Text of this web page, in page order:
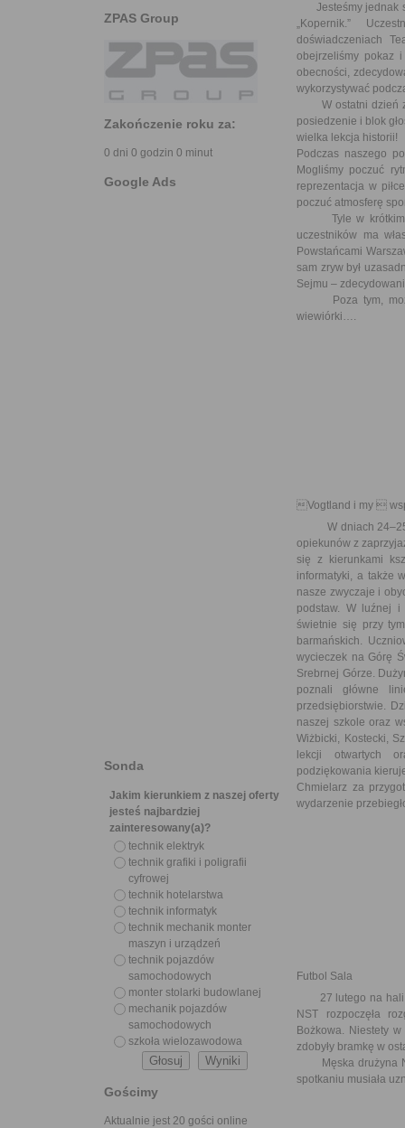
ZPAS Group
Zakończenie roku za:
0 dni 0 godzin 0 minut
Google Ads
Sonda
Jakim kierunkiem z naszej oferty
jesteś najbardziej
zainteresowany(a)?
technik elektryk
technik grafiki i poligrafii
cyfrowej
technik hotelarstwa
technik informatyk
technik mechanik monter
maszyn i urządzeń
technik pojazdów
samochodowych
monter stolarki budowlanej
mechanik pojazdów
samochodowych
szkoła wielozawodowa
Gościmy
Aktualnie jest 20 gości online
Jesteśmy jednak
„Kopernik.”
doświadczeniach
obejrzeliśmy pokaz
obecności,
wykorzystywać
W ostatni dzień
posiedzenie i blok
wielka lekcja historii!
Podczas naszego
Mogliśmy poczuć
reprezentacja w
poczuć atmosferę
Tyle w krótkim
uczestników ma
Powstańcami
sam zryw był
Sejmu –
Poza tym, może
wiewiórki….
Vogtland i my 
W dniach 24–25
opiekunów z
się z kierunkami
informatyki, a także
nasze zwyczaje i
podstaw. W luźnej i
świetnie się przy
barmańskich.
wycieczek na Górę
Srebrnej Górze.
poznali główne
przedsiębiorstwie.
naszej szkole oraz
Wiżbicki, Kostecki,
lekcji otwartych
podziękowania
Chmielarz za
wydarzenie
Futbol Sala
27 lutego na hali
NST rozpoczęła
Bożkowa. Niestety
zdobyły bramkę w
Męska drużyna
spotkaniu musiała